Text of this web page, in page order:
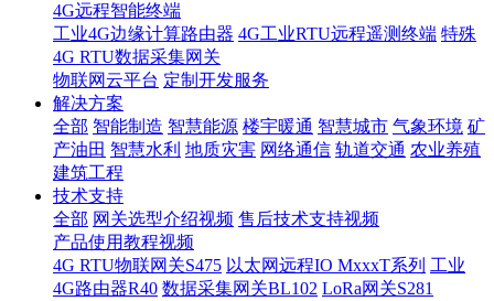
4G远程智能终端
工业4G边缘计算路由器 4G工业RTU远程遥测终端 特殊
4G RTU数据采集网关
物联网云平台 定制开发服务
解决方案
全部 智能制造 智慧能源 楼宇暖通 智慧城市 气象环境 矿
产油田 智慧水利 地质灾害 网络通信 轨道交通 农业养殖
建筑工程
技术支持
全部 网关选型介绍视频 售后技术支持视频
产品使用教程视频
4G RTU物联网关S475 以太网远程IO MxxxT系列 工业
4G路由器R40 数据采集网关BL102 LoRa网关S281